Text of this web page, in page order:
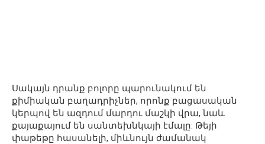
Սակայն դրանք բոլորը պարունակում են
քիմիական բաղադրիչներ, որոնք բացասական
կերպով են ազդում մարդու մաշկի վրա, նաև
քայաքայում են սանտեխնկայի էմալը: Թեյի
փաթեթը հասանելի, միևնույն ժամանակ